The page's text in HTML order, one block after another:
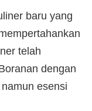
baru yang
telah
dengan
esensi